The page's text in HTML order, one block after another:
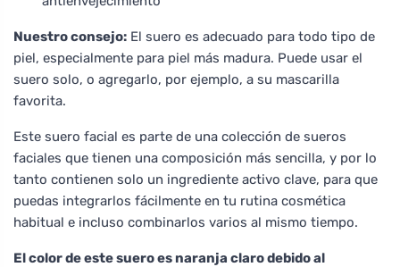
Nuestro consejo: El suero es adecuado para todo tipo de
piel, especialmente para piel más madura. Puede usar el
suero solo, o agregarlo, por ejemplo, a su mascarilla
favorita.
Este suero facial es parte de una colección de sueros
faciales que tienen una composición más sencilla, y por lo
tanto contienen solo un ingrediente activo clave, para que
puedas integrarlos fácilmente en tu rutina cosmética
habitual e incluso combinarlos varios al mismo tiempo.
El color de este suero es naranja claro debido al